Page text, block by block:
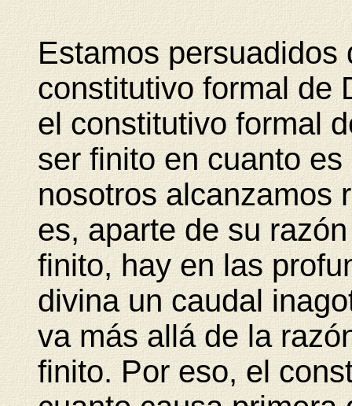
Estamos persuadidos
constitutivo formal de
el constitutivo formal
ser finito en cuanto
nosotros alcanzamos
es, aparte de su
finito, hay en las
divina un caudal
va más allá de la
finito. Por eso, el